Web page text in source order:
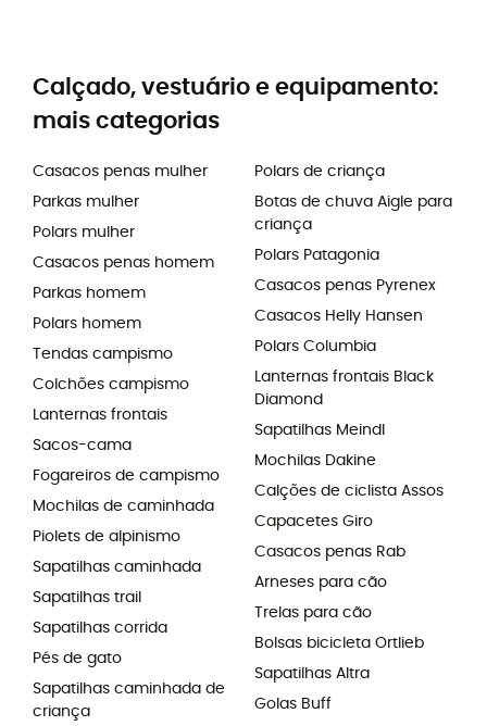
Calçado, vestuário e equipamento:
mais categorias
Casacos penas mulher
Parkas mulher
Polars mulher
Casacos penas homem
Parkas homem
Polars homem
Tendas campismo
Colchões campismo
Lanternas frontais
Sacos-cama
Fogareiros de campismo
Mochilas de caminhada
Piolets de alpinismo
Sapatilhas caminhada
Sapatilhas trail
Sapatilhas corrida
Pés de gato
Sapatilhas caminhada de
criança
Polars de criança
Botas de chuva Aigle para
criança
Polars Patagonia
Casacos penas Pyrenex
Casacos Helly Hansen
Polars Columbia
Lanternas frontais Black
Diamond
Sapatilhas Meindl
Mochilas Dakine
Calções de ciclista Assos
Capacetes Giro
Casacos penas Rab
Arneses para cão
Trelas para cão
Bolsas bicicleta Ortlieb
Sapatilhas Altra
Golas Buff